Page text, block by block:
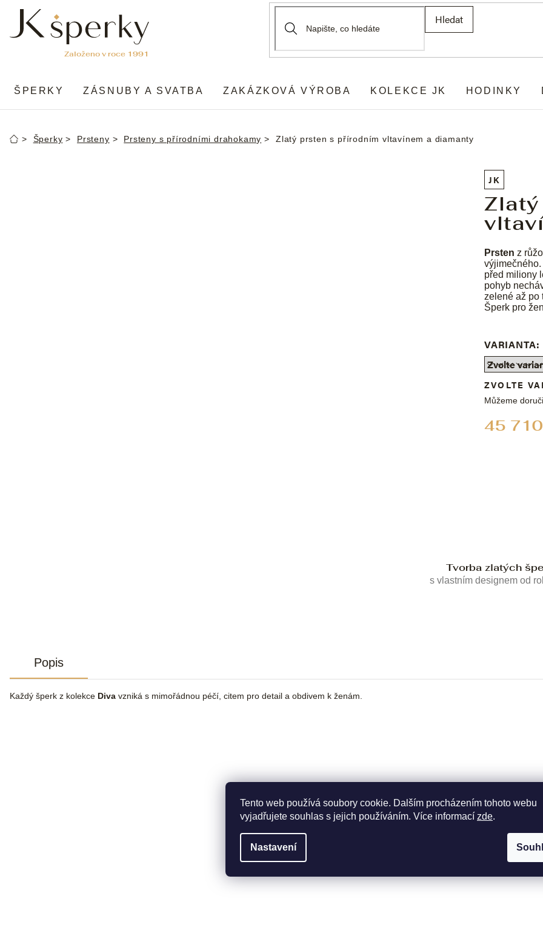
Tento web používá soubory cookie. Dalším procházením tohoto webu
vyjadřujete souhlas s jejich používáním. Více informací zde.
Nastavení
obsah
Hledat
ŠPERKY ZÁSNUBY A SVATBA ZAKÁZKOVÁ VÝROBA KOLEKCE JK HODINKY
DomůŠperky Prsteny Prsteny s přírodními drahokamy Zlatý prsten s přírodním vltavínem a diamanty
JK
Prsten z
před miliony
pohyb
zelené až po
Šperk pro
VARIANTA:
45
ZVOLTE
Můžeme
Tvorba zlatých
s vlastním designem od
Popis
Každý šperk z kolekce Diva vzniká s mimořádnou péčí, citem pro detail a obdivem k ženám.